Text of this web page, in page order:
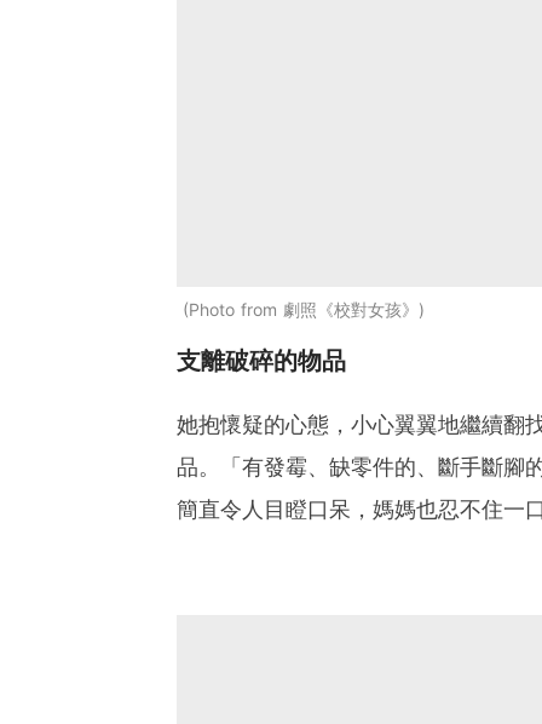
Photo from 劇照《校對女孩》
支離破碎的物品
她抱懷疑的心態，小心翼翼地繼續翻
品。「有發霉、缺零件的、斷手斷腳
簡直令人目瞪口呆，媽媽也忍不住一